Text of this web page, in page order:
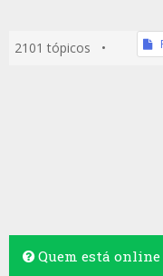
2101 tópicos •
Quem está online